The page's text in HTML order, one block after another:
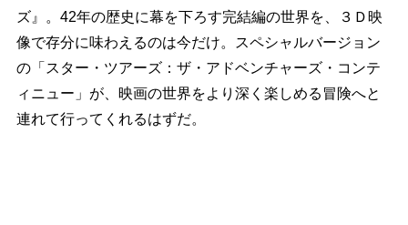
ズ』。42年の歴史に幕を下ろす完結編の世界を、３Ｄ映
像で存分に味わえるのは今だけ。スペシャルバージョン
の「スター・ツアーズ：ザ・アドベンチャーズ・コンテ
ィニュー」が、映画の世界をより深く楽しめる冒険へと
連れて行ってくれるはずだ。